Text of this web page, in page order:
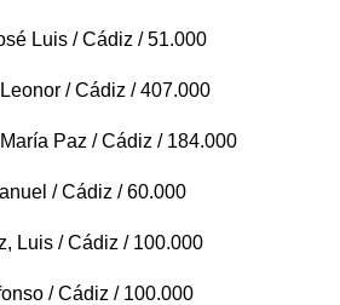
Luis / Cádiz / 51.000
/ Cádiz / 407.000
Paz / Cádiz / 184.000
/ Cádiz / 60.000
Luis / Cádiz / 100.000
/ Cádiz / 100.000